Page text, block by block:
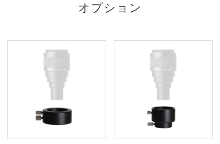
オプション